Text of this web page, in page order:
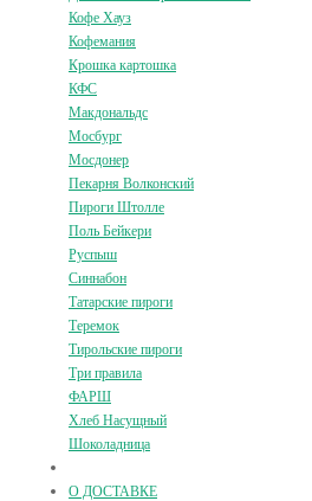
Кофе Хауз
Кофемания
Крошка картошка
КФС
Макдональдс
Мосбург
Мосдонер
Пекарня Волконский
Пироги Штолле
Поль Бейкери
Руспыш
Синнабон
Татарские пироги
Теремок
Тирольские пироги
Три правила
ФАРШ
Хлеб Насущный
Шоколадница
О ДОСТАВКЕ